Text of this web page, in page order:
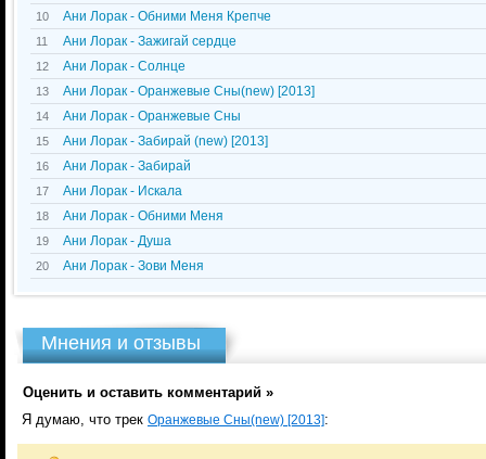
10 Ани Лорак - Обними Меня Крепче
11 Ани Лорак - Зажигай сердце
12 Ани Лорак - Солнце
13 Ани Лорак - Оранжевые Сны(new) [2013]
14 Ани Лорак - Оранжевые Сны
15 Ани Лорак - Забирай (new) [2013]
16 Ани Лорак - Забирай
17 Ани Лорак - Искала
18 Ани Лорак - Обними Меня
19 Ани Лорак - Душа
20 Ани Лорак - Зови Меня
Мнения и отзывы
Оценить и оставить комментарий »
Я думаю, что трек Оранжевые Сны(new) [2013]: